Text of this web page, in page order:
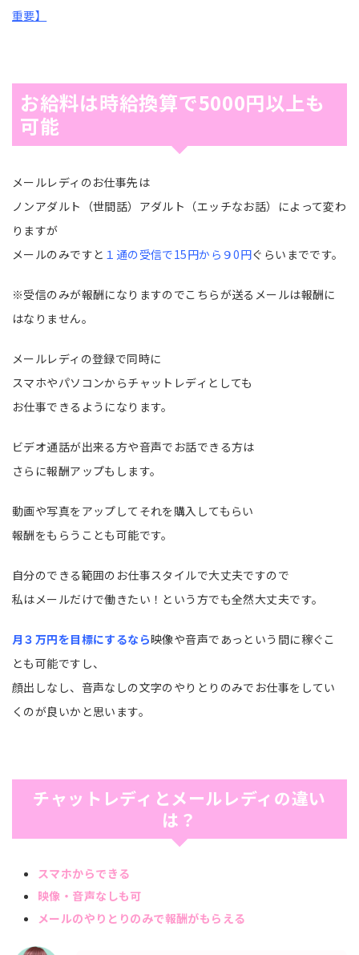
重要】
お給料は時給換算で5000円以上も
可能
メールレディのお仕事先は
ノンアダルト（世間話）アダルト（エッチなお話）によって変わ
りますが
メールのみですと １通の受信で15円から９0円ぐらいまでです。
※受信のみが報酬になりますのでこちらが送るメールは報酬に
はなりません。
メールレディの登録で同時に
スマホやパソコンからチャットレディとしても
お仕事できるようになります。
ビデオ通話が出来る方や音声でお話できる方は
さらに報酬アップもします。
動画や写真をアップしてそれを購入してもらい
報酬をもらうことも可能です。
自分のできる範囲のお仕事スタイルで大丈夫ですので
私はメールだけで働きたい！という方でも全然大丈夫です。
月３万円を目標にするなら映像や音声であっという間に稼ぐこ
とも可能ですし、
顔出しなし、音声なしの文字のやりとりのみでお仕事をしてい
くのが良いかと思います。
チャットレディとメールレディの違い
は？
スマホからできる
映像・音声なしも可
メールのやりとりのみで報酬がもらえる